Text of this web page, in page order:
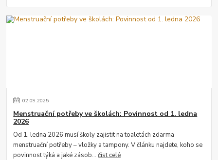
02.09.2025
Menstruační potřeby ve školách: Povinnost od 1. ledna
2026
Od 1. ledna 2026 musí školy zajistit na toaletách zdarma
menstruační potřeby – vložky a tampony. V článku najdete, koho se
povinnost týká a jaké zásob...číst celé